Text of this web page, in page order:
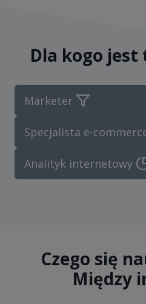
Dla kogo jest
Marketer
Specjalista e-
Analityk internetowy
Czego się
Między